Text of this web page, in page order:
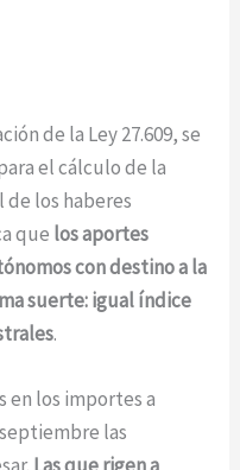
de la Ley 27.609, se
el cálculo de la
los haberes
que los aportes
con destino a la
suerte: igual índice
.
en los importes a
las